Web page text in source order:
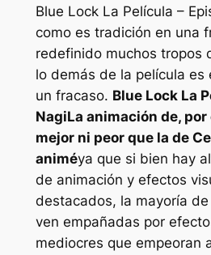
Blue Lock La Película –
como es tradición en una
redefinido muchos tropos
lo demás de la película es
un fracaso. Blue Lock La
NagiLa animación de,
mejor ni peor que la de
animéya que si bien hay
de animación y efectos
destacados, la mayoría
ven empañadas por
mediocres que empeoran